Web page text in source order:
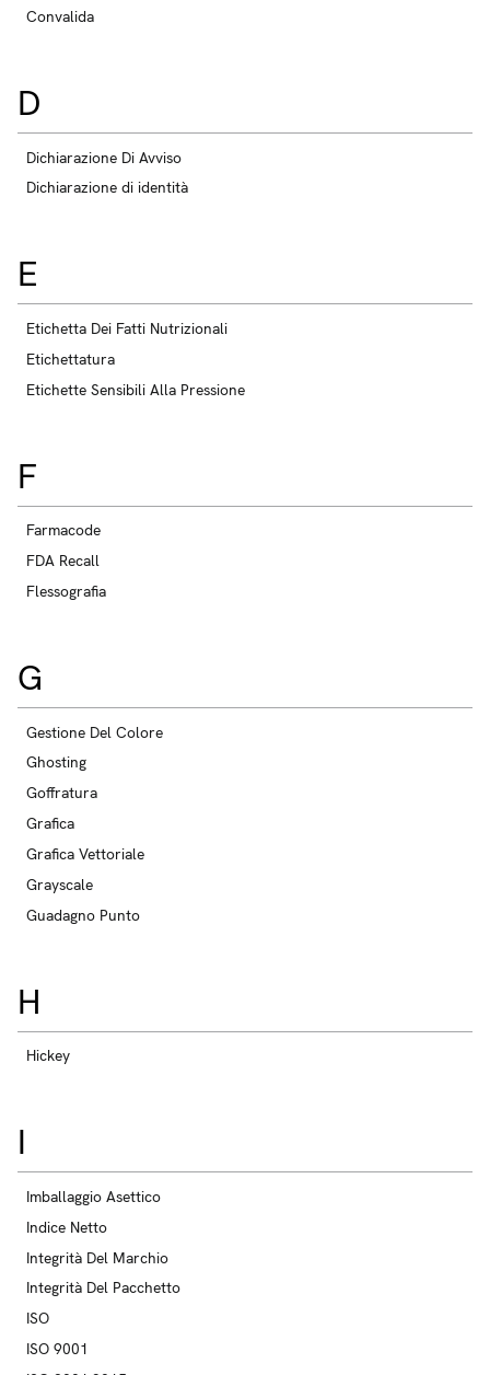
Convalida
D
Dichiarazione Di Avviso
Dichiarazione di identità
E
Etichetta Dei Fatti Nutrizionali
Etichettatura
Etichette Sensibili Alla Pressione
F
Farmacode
FDA Recall
Flessografia
G
Gestione Del Colore
Ghosting
Goffratura
Grafica
Grafica Vettoriale
Grayscale
Guadagno Punto
H
Hickey
I
Imballaggio Asettico
Indice Netto
Integrità Del Marchio
Integrità Del Pacchetto
ISO
ISO 9001